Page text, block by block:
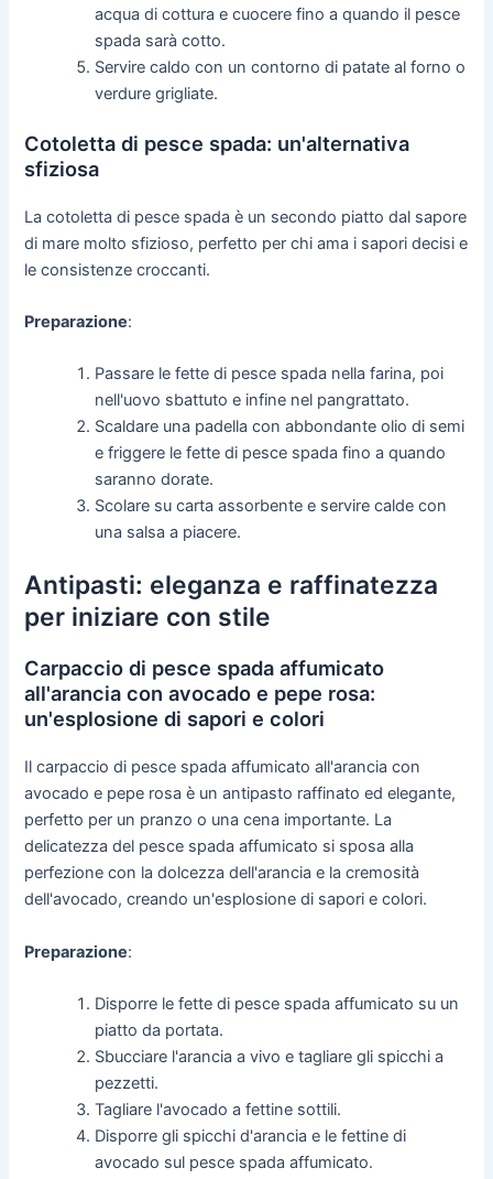
acqua di cottura e cuocere fino a quando il pesce
spada sarà cotto.
Servire caldo con un contorno di patate al forno o
verdure grigliate.
Cotoletta di pesce spada: un'alternativa
sfiziosa
La cotoletta di pesce spada è un secondo piatto dal sapore
di mare molto sfizioso, perfetto per chi ama i sapori decisi e
le consistenze croccanti.
Preparazione:
Passare le fette di pesce spada nella farina, poi
nell'uovo sbattuto e infine nel pangrattato.
Scaldare una padella con abbondante olio di semi
e friggere le fette di pesce spada fino a quando
saranno dorate.
Scolare su carta assorbente e servire calde con
una salsa a piacere.
Antipasti: eleganza e raffinatezza
per iniziare con stile
Carpaccio di pesce spada affumicato
all'arancia con avocado e pepe rosa:
un'esplosione di sapori e colori
Il carpaccio di pesce spada affumicato all'arancia con
avocado e pepe rosa è un antipasto raffinato ed elegante,
perfetto per un pranzo o una cena importante. La
delicatezza del pesce spada affumicato si sposa alla
perfezione con la dolcezza dell'arancia e la cremosità
dell'avocado, creando un'esplosione di sapori e colori.
Preparazione:
Disporre le fette di pesce spada affumicato su un
piatto da portata.
Sbucciare l'arancia a vivo e tagliare gli spicchi a
pezzetti.
Tagliare l'avocado a fettine sottili.
Disporre gli spicchi d'arancia e le fettine di
avocado sul pesce spada affumicato.